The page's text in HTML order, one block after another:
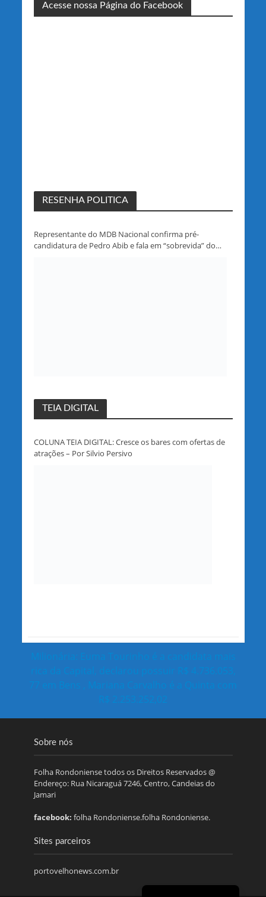
Acesse nossa Página do Facebook
RESENHA POLITICA
Representante do MDB Nacional confirma pré-
candidatura de Pedro Abib e fala em “sobrevida” do
TEIA DIGITAL
COLUNA TEIA DIGITAL: Cresce os bares com ofertas de
atrações – Por Silvio Persivo
Milionária: Euma Tourinho é a candidata mais
rica da Capital, declarou possuir R$ 4.736.053,
77 em Bens , Mariana Carvalho é a Quinta com
R$ 2.253.252,02
Sobre nós
Folha Rondoniense todos os Direitos Reservados @
Endereço: Rua Nicaraguá 7246, Centro, Candeias do
Jamari
facebook: folha Rondoniense.folha Rondoniense.
Sites parceiros
portovelhonews.com.br